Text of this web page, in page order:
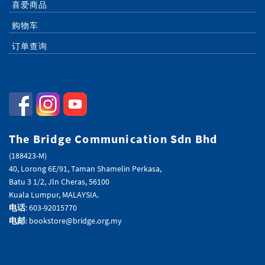
喜爱商品
购物车
订单查询
The Bridge Communication Sdn Bhd
(188423-M)
40, Lorong 6E/91, Taman Shamelin Perkasa,
Batu 3 1/2, Jln Cheras, 56100
Kuala Lumpur, MALAYSIA.
电话: 603-92015770
电邮: bookstore@bridge.org.my